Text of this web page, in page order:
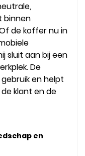
binnen
de koffer nu in
sluit aan bij een
De
en helpt
klant en de
en